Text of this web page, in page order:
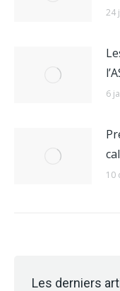
24
6
10
Les derniers